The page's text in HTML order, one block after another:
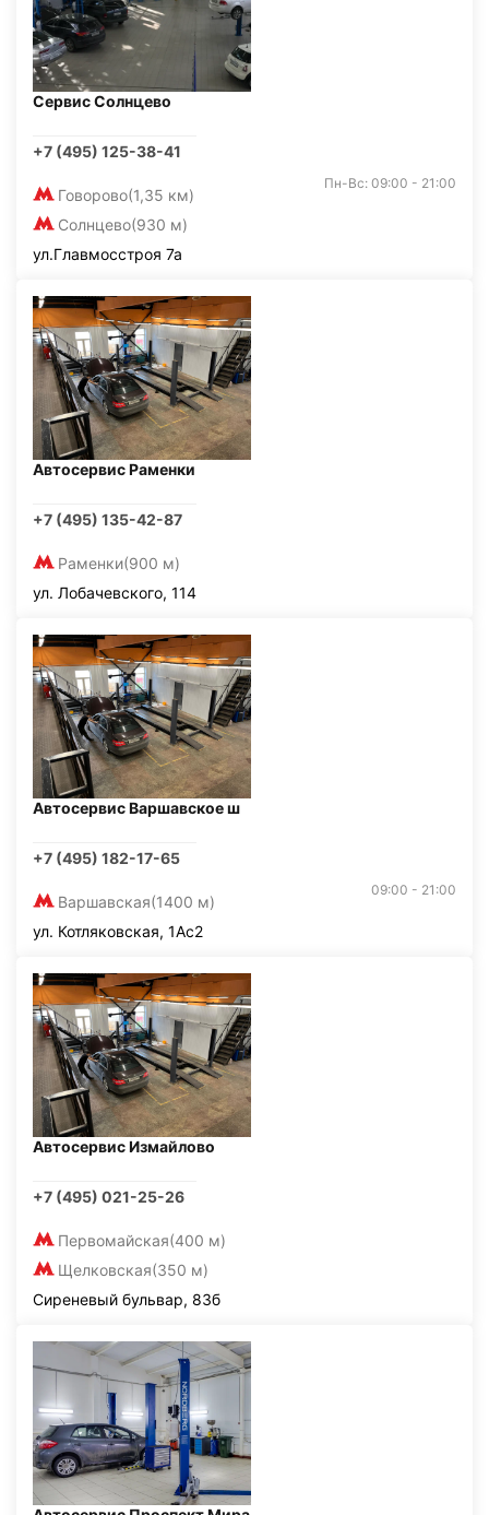
Сервис Солнцево
+7 (495) 125-38-41
Говорово(1,35 км)
Солнцево(930 м)
Пн-Вс: 09:00 - 21:00
ул.Главмосстроя 7а
Автосервис Раменки
+7 (495) 135-42-87
Раменки(900 м)
ул. Лобачевского, 114
Автосервис Варшавское ш
+7 (495) 182-17-65
Варшавская(1400 м)
09:00 - 21:00
ул. Котляковская, 1Ас2
Автосервис Измайлово
+7 (495) 021-25-26
Первомайская(400 м)
Щелковская(350 м)
Сиреневый бульвар, 83б